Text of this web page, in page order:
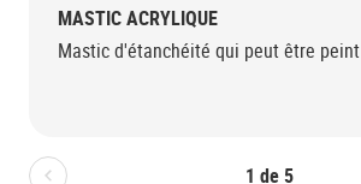
1 de5
MASTIC ACRYLIQUE
Mastic d'étanchéité qui peut être peint